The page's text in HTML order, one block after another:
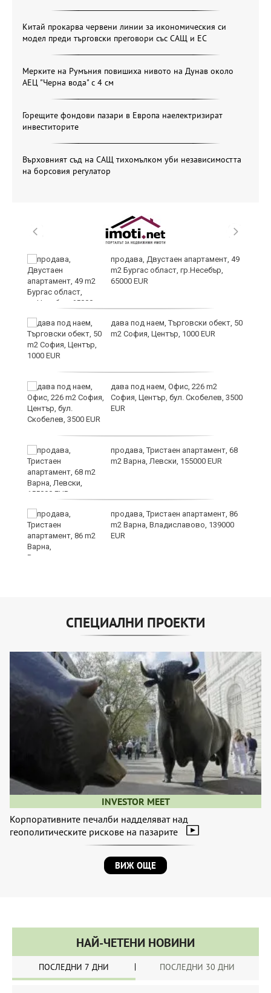
Китай прокарва червени линии за икономическия си
модел преди търговски преговори със САЩ и ЕС
Мерките на Румъния повишиха нивото на Дунав около
АЕЦ "Черна вода" с 4 см
Горещите фондови пазари в Европа наелектризират
инвеститорите
Върховният съд на САЩ тихомълком уби независимостта
на борсовия регулатор
продава, Двустаен апартамент, 49
m2 Бургас област, гр.Несебър,
65000 EUR
дава под наем, Търговски обект, 50
m2 София, Център, 1000 EUR
дава под наем, Офис, 226 m2
София, Център, бул. Скобелев, 3500
EUR
продава, Тристаен апартамент, 68
m2 Варна, Левски, 155000 EUR
продава, Тристаен апартамент, 86
m2 Варна, Владиславово, 139000
EUR
СПЕЦИАЛНИ ПРОЕКТИ
INVESTOR MEET
Корпоративните печалби надделяват над
геополитическите рискове на пазарите
ВИЖ ОЩЕ
НАЙ-ЧЕТЕНИ НОВИНИ
ПОСЛЕДНИ 7 ДНИ ПОСЛЕДНИ 30 ДНИ